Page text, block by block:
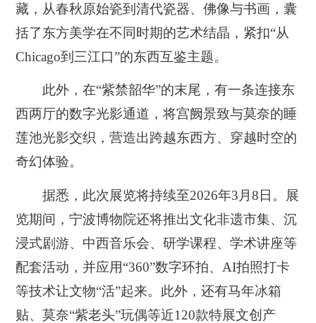
藏，从春秋原始瓷到清代瓷器、佛像与书画，囊
括了东方美学在不同时期的艺术结晶，紧扣“从
Chicago到三江口”的东西互鉴主题。
此外，在“紫禁韶华”的末尾，有一条连接东
西两厅的数字光影通道，将宫阙景致与莫奈的睡
莲池光影交织，营造出跨越东西方、穿越时空的
奇幻体验。
据悉，此次展览将持续至2026年3月8日。展
览期间，宁波博物院还将推出文化非遗市集、沉
浸式剧游、中西音乐会、研学课程、学术讲座等
配套活动，并应用“360”数字环拍、AI拍照打卡
等技术让文物“活”起来。此外，还有马年冰箱
贴、莫奈“紫老头”玩偶等近120款特展文创产